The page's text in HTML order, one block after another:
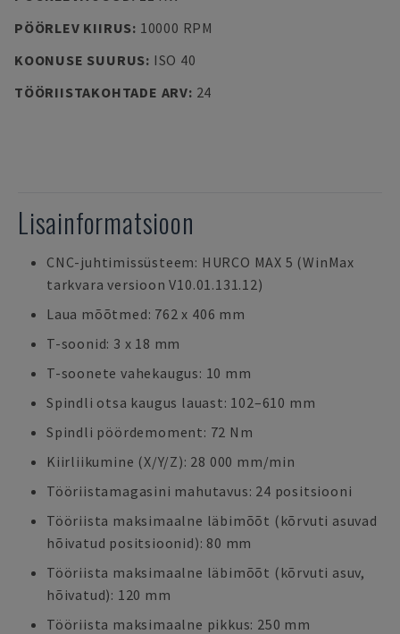
PÖÖRLEV KIIRUS: 10000 RPM
KOONUSE SUURUS: ISO 40
TÖÖRIISTAKOHTADE ARV: 24
Lisainformatsioon
CNC-juhtimissüsteem: HURCO MAX 5 (WinMax
tarkvara versioon V10.01.131.12)
Laua mõõtmed: 762 x 406 mm
T-soonid: 3 x 18 mm
T-soonete vahekaugus: 10 mm
Spindli otsa kaugus lauast: 102–610 mm
Spindli pöördemoment: 72 Nm
Kiirliikumine (X/Y/Z): 28 000 mm/min
Tööriistamagasini mahutavus: 24 positsiooni
Tööriista maksimaalne läbimõõt (kõrvuti asuvad
hõivatud positsioonid): 80 mm
Tööriista maksimaalne läbimõõt (kõrvuti asuv,
hõivatud): 120 mm
Tööriista maksimaalne pikkus: 250 mm